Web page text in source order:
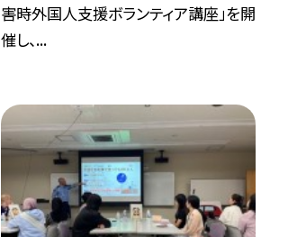
害時外国人支援ボランティア講座」を開
催し、...